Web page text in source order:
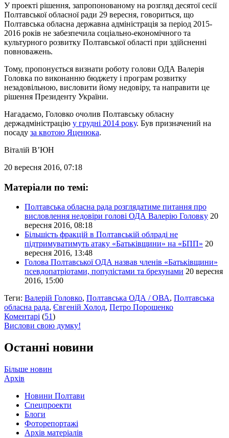
У проекті рішення, запропонованому на розгляд десятої сесії
Полтавської обласної ради 29 вересня, говориться, що
Полтавська обласна державна адміністрація за період 2015-
2016 років не забезпечила соціально-економічного та
культурного розвитку Полтавської області при здійсненні
повноважень.
Тому, пропонується визнати роботу голови ОДА Валерія
Головка по виконанню бюджету і програм розвитку
незадовільною, висловити йому недовіру, та направити це
рішення Президенту України.
Нагадаємо, Головко очолив Полтавську обласну
держадміністрацію у грудні 2014 року. Був призначений на
посаду за квотою Яценюка.
Віталій В’ЮН
20 вересня 2016, 07:18
Матеріали по темі:
Полтавська обласна рада розглядатиме питання про
висловлення недовіри голові ОДА Валерію Головку 20
вересня 2016, 08:18
Більшість фракцій в Полтавській облраді не
підтримуватимуть атаку «Батьківщини» на «БПП» 20
вересня 2016, 13:48
Голова Полтавської ОДА назвав членів «Батьківщини»
псевдопатріотами, популістами та брехунами 20 вересня
2016, 15:00
Теги: Валерій Головко, Полтавська ОДА / ОВА, Полтавська
обласна рада, Євгеній Холод, Петро Порошенко
Коментарі (51)
Вислови свою думку!
Останні новини
Більше новин
Архів
Новини Полтави
Спецпроекти
Блоги
Фоторепортажі
Архів матеріалів